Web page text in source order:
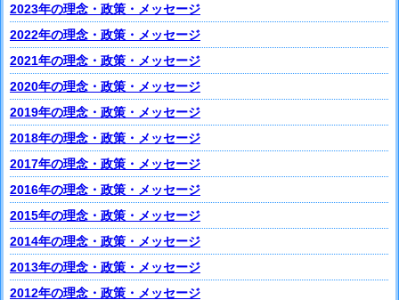
2023年の理念・政策・メッセージ
2022年の理念・政策・メッセージ
2021年の理念・政策・メッセージ
2020年の理念・政策・メッセージ
2019年の理念・政策・メッセージ
2018年の理念・政策・メッセージ
2017年の理念・政策・メッセージ
2016年の理念・政策・メッセージ
2015年の理念・政策・メッセージ
2014年の理念・政策・メッセージ
2013年の理念・政策・メッセージ
2012年の理念・政策・メッセージ